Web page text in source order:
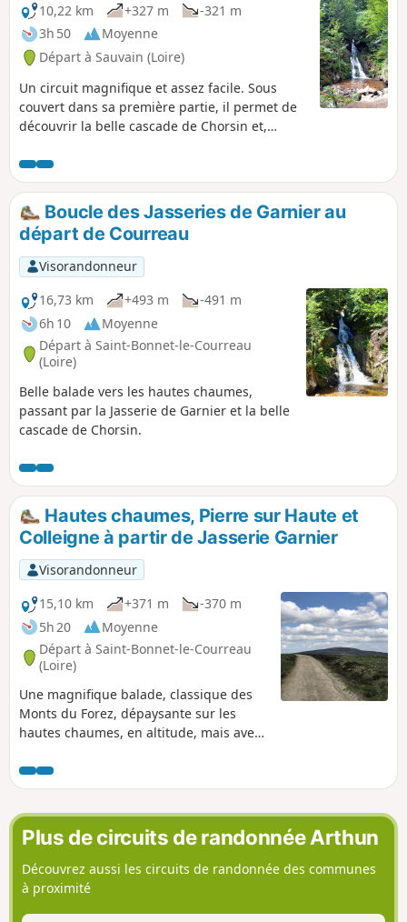
10,22 km +327 m
-321 m
3h 50
Moyenne
Départ à Sauvain (Loire)
Un circuit magnifique et assez facile. Sous
couvert dans sa première partie, il permet de
découvrir la belle cascade de Chorsin et,
chaumes pour replonger, rapidement, sur son
point de départ. Le circuit est largement
agrémenté de panneaux d'informations.
Boucle des Jasseries de Garnier au
départ de Courreau
Visorandonneur
16,73 km
+493 m
-491 m
6h 10
Moyenne
Départ à Saint-Bonnet-le-Courreau
(Loire)
Belle balade vers les hautes chaumes,
passant par la Jasserie de Garnier et la belle
cascade de Chorsin.
Hautes chaumes, Pierre sur Haute et
Colleigne à partir de Jasserie Garnier
Visorandonneur
15,10 km
+371 m
-370 m
5h 20
Moyenne
Départ à Saint-Bonnet-le-Courreau
(Loire)
Une magnifique balade, classique des
Monts du Forez, dépaysante sur les
hautes chaumes, en altitude, mais avec
Plus de circuits de randonnée Arthun
Découvrez aussi les circuits de randonnée des communes
à proximité